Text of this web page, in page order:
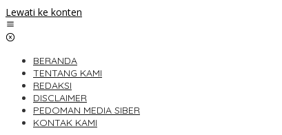
Lewati ke konten
BERANDA
TENTANG KAMI
REDAKSI
DISCLAIMER
PEDOMAN MEDIA SIBER
KONTAK KAMI